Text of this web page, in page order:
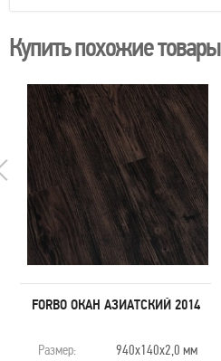
Купить похожие товары
FORBO ОКАН АЗИАТСКИЙ 2014
Размер:
940х140х2,0 мм